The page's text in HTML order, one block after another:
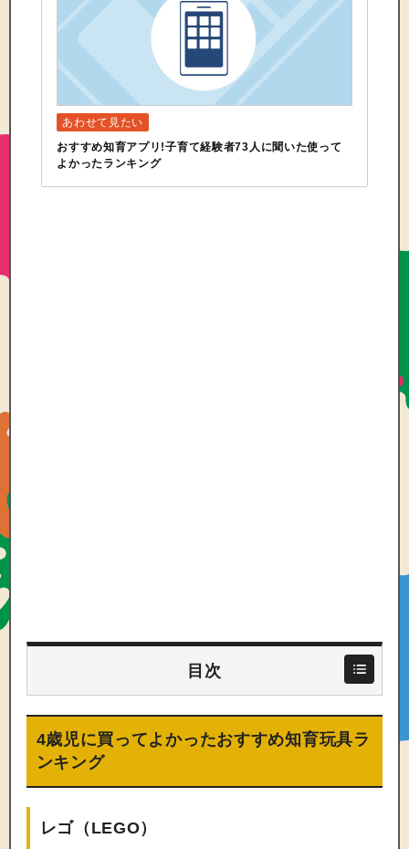
おすすめ知育アプリ!子育て経験者73人に聞いた使って
よかったランキング
目次
4歳児に買ってよかったおすすめ知育玩具ラ
ンキング
レゴ（LEGO）